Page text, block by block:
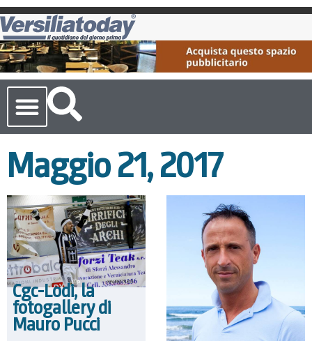
Maggio 21, 2017
Cgc-Lodi, la
fotogallery di
Mauro Pucci